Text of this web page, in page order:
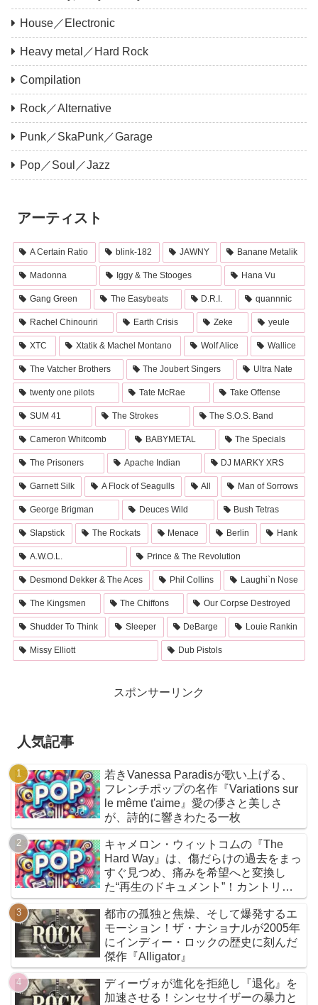
House／Electronic
Heavy metal／Hard Rock
Compilation
Rock／Alternative
Punk／SkaPunk／Garage
Pop／Soul／Jazz
アーティスト
A Certain Ratio blink-182 JAWNY Banane Metalik
Madonna Iggy & The Stooges Hana Vu
Gang Green The Easybeats D.R.I. quannnic
Rachel Chinouriri Earth Crisis Zeke yeule
XTC Xtatik & Machel Montano Wolf Alice Wallice
The Vatcher Brothers The Joubert Singers Ultra Nate
twenty one pilots Tate McRae Take Offense
SUM 41 The Strokes The S.O.S. Band
Cameron Whitcomb BABYMETAL The Specials
The Prisoners Apache Indian DJ MARKY XRS
Garnett Silk A Flock of Seagulls All Man of Sorrows
George Brigman Deuces Wild Bush Tetras
Slapstick The Rockats Menace Berlin Hank
A.W.O.L. Prince & The Revolution
Desmond Dekker & The Aces Phil Collins Laughi`n Nose
The Kingsmen The Chiffons Our Corpse Destroyed
Shudder To Think Sleeper DeBarge Louie Rankin
Missy Elliott Dub Pistols
スポンサーリンク
人気記事
若きVanessa Paradisが歌い上げる、
フレンチポップの名作『Variations sur
le même t'aime』愛の儚さと美しさ
が、詩的に響きわたる一枚
キャメロン・ウィットコムの『The
Hard Way』は、傷だらけの過去をまっ
すぐ見つめ、痛みを希望へと変換し
た“再生のドキュメント”！カントリー
とフォークを軸に、荒削りな衝動と繊
細な感情が交差するサウンドは、人生
の遠回りさえも価値ある物語へと昇華
していく
都市の孤独と焦燥、そして爆発するエ
モーション！ザ・ナショナルが2005年
にインディー・ロックの歴史に刻んだ
傑作『Alligator』
ディーヴォが進化を拒絶し『退化』を
加速させる！シンセサイザーの暴力と